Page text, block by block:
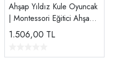
Ahşap Yıldız Kule Oyuncak
| Montessori Eğitici Ahşap
Denge Oyuncağı Pembe
Pastel Renk
1.506,00 TL